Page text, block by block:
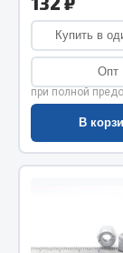
Весь раздел
Система
Купить в
Опт
при полной
В